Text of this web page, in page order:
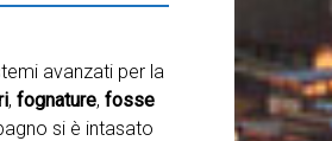
avanzati per la
,fognature,fosse
si è intasato